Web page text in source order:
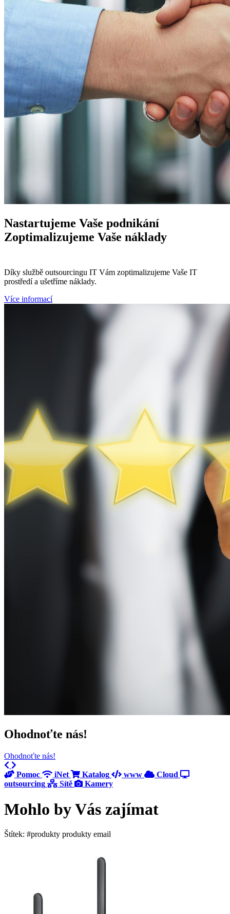
Nastartujeme Vaše podnikání
Zoptimalizujeme Vaše náklady
Díky službě outsourcingu IT Vám zoptimalizujeme Vaše IT
prostředí a ušetříme náklady.
Více informací
Ohodnoťte nás!
Ohodnoťte nás!
Previous
Pomoc
iNet Katalog www
Cloud
outsourcing
Sítě Kamery
Mohlo by Vás zajímat
Štítek: #produkty produkty email